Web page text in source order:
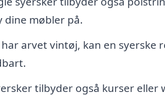
dine møbler på.
har arvet vintøj, kan en syerske
tilbyder også kurser eller